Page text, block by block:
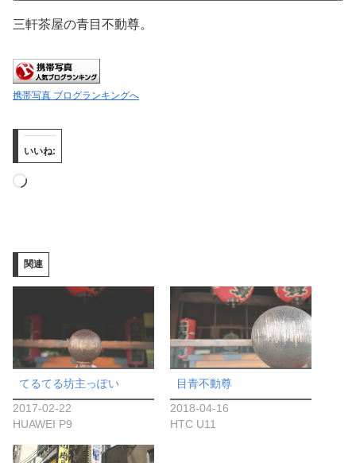
三軒茶屋の青目不動尊。
携帯写真 ブログランキングへ
いいね:
読
み
中…
関連
てるてる坊主っぽい
2017-02-22
HUAWEI P9
目青不動尊
2018-04-16
HTC U11